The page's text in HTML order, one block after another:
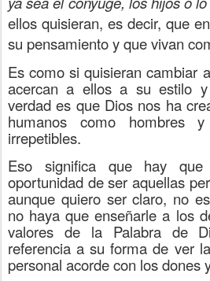
ellos quisieran, es decir, que
su pensamiento y que vivan
Es como si quisieran cambiar
acercan a ellos a su estilo
verdad es que Dios nos ha
humanos como hombres
irrepetibles.
Eso significa que hay
oportunidad de ser aquellas
aunque quiero ser claro, no
no haya que enseñarle a los
valores de la Palabra de
referencia a su forma de ver
personal acorde con los dones